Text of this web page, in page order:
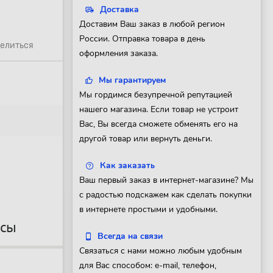
Доставка
Доставим Ваш заказ в любой регион
России. Отправка товара в день
оформления заказа.
Мы гарантируем
Мы гордимся безупречной репутацией
нашего магазина. Если товар не устроит
Вас, Вы всегда сможете обменять его на
другой товар или вернуть деньги.
Как заказать
Ваш первый заказ в интернет-магазине? Мы
с радостью подскажем как сделать покупки
в интернете простыми и удобными.
Всегда на связи
Связаться с нами можно любым удобным
для Вас способом: e-mail, телефон,